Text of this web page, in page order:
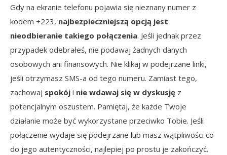
Gdy na ekranie telefonu pojawia się nieznany numer z
kodem +223, najbezpieczniejszą opcją jest
nieodbieranie takiego połączenia. Jeśli jednak przez
przypadek odebrałeś, nie podawaj żadnych danych
osobowych ani finansowych. Nie klikaj w podejrzane linki,
jeśli otrzymasz SMS-a od tego numeru. Zamiast tego,
zachowaj spokój i nie wdawaj się w dyskusję z
potencjalnym oszustem. Pamiętaj, że każde Twoje
działanie może być wykorzystane przeciwko Tobie. Jeśli
połączenie wydaje się podejrzane lub masz wątpliwości co
do jego autentyczności, najlepiej po prostu je zakończyć.